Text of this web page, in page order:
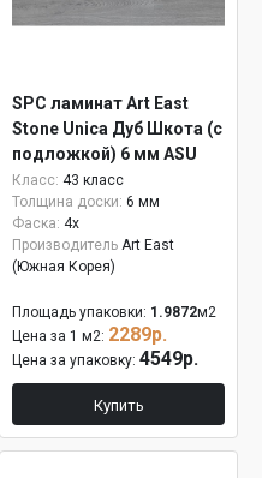
SPC ламинат Art East
Stone Unica Дуб Шкота (с
подложкой) 6 мм ASU
801
Класс: 43 класс
Толщина доски: 6 мм
Фаска: 4x
Производитель Art East
(Южная Корея)
Площадь упаковки: 1.9872м2
Цена за 1 м2: 2289р.
Цена за упаковку: 4549р.
Купить